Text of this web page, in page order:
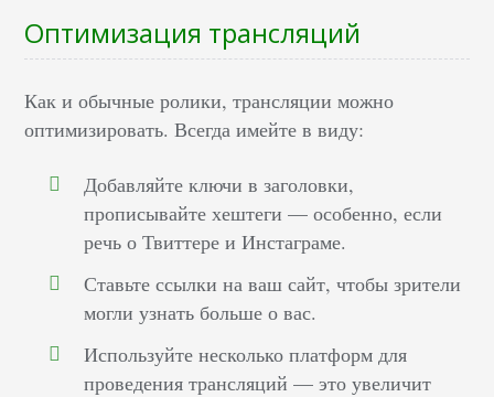
Оптимизация трансляций
Как и обычные ролики, трансляции можно
оптимизировать. Всегда имейте в виду:
Добавляйте ключи в заголовки,
прописывайте хештеги — особенно, если
речь о Твиттере и Инстаграме.
Ставьте ссылки на ваш сайт, чтобы зрители
могли узнать больше о вас.
Используйте несколько платформ для
проведения трансляций — это увеличит